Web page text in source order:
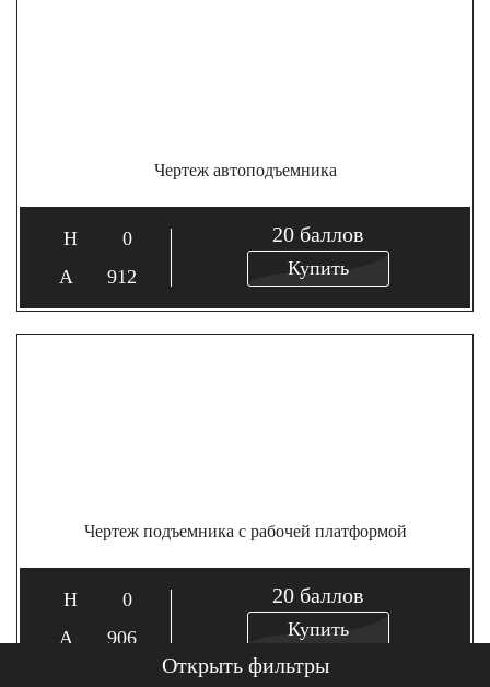
Открыть фильтры
Чертеж автоподъемника
0
912
20 баллов
Купить
Чертеж подъемника с рабочей платформой
0
906
20 баллов
Купить